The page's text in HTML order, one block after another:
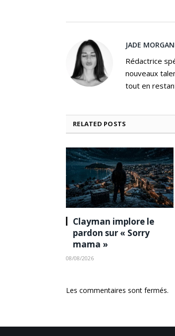
JADE
Rédactrice
nouveaux
tout en
RELATED POSTS
Clayman implore le
pardon sur « Sorry
mama »
08/08/2026
Les commentaires sont fermés.